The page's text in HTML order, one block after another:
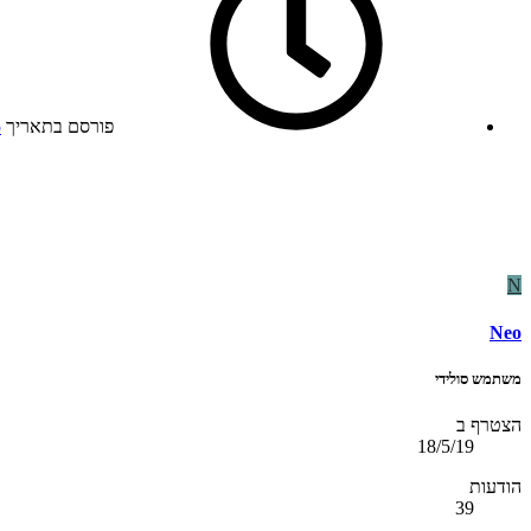
פורסם בתאריך
N
Neo
משתמש סולידי
הצטרף ב
18/5/19
הודעות
39